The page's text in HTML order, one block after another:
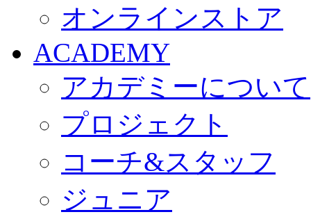
オンラインストア
ACADEMY
アカデミーについて
プロジェクト
コーチ&スタッフ
ジュニア